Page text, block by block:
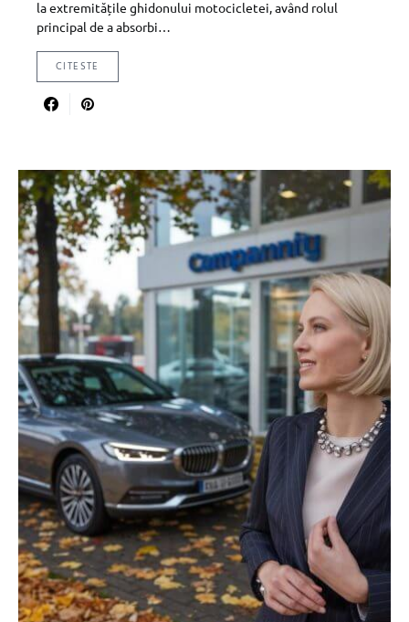
la extremitățile ghidonului motocicletei, având rolul
principal de a absorbi…
CITESTE